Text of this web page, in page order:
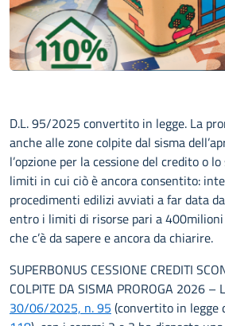
D.L. 95/2025 convertito in legge. La
anche alle zone colpite dal sisma
l’opzione per la cessione del credito o
limiti in cui ciò è ancora consentito:
procedimenti edilizi avviati a far data
entro i limiti di risorse pari a
che c’è da sapere e ancora da chiarire.
SUPERBONUS CESSIONE CREDITI
COLPITE DA SISMA PROROGA 2026 –
30/06/2025, n. 95 (convertito in legge